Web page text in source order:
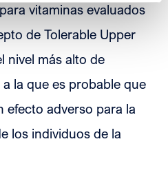
vitaminas evaluados
de Tolerable Upper
nivel más alto de
la que es probable que
efecto adverso para la
los individuos de la